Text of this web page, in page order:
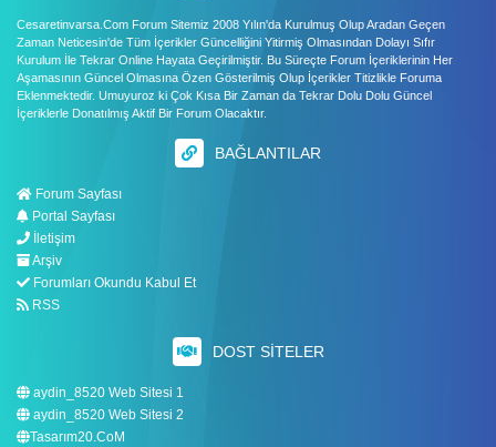
Cesaretinvarsa.Com Forum Sitemiz 2008 Yılın'da Kurulmuş Olup Aradan Geçen
Zaman Neticesin'de Tüm İçerikler Güncelliğini Yitirmiş Olmasından Dolayı Sıfır
Kurulum İle Tekrar Online Hayata Geçirilmiştir. Bu Süreçte Forum İçeriklerinin Her
Aşamasının Güncel Olmasına Özen Gösterilmiş Olup İçerikler Titizlikle Foruma
Eklenmektedir. Umuyuroz ki Çok Kısa Bir Zaman da Tekrar Dolu Dolu Güncel
İçeriklerle Donatılmış Aktif Bir Forum Olacaktır.
BAĞLANTILAR
Forum Sayfası
Portal Sayfası
İletişim
Arşiv
Forumları Okundu Kabul Et
RSS
DOST SITELER
aydin_8520 Web Sitesi 1
aydin_8520 Web Sitesi 2
Tasarım20.CoM